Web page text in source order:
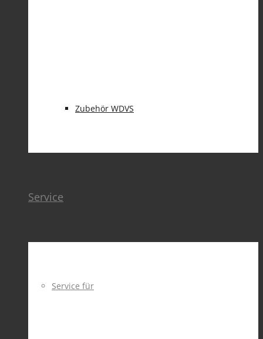
Zubehör WDVS
Service
Service für